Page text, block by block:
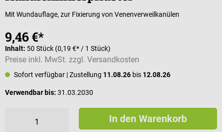
Mit Wundauflage, zur Fixierung von Venenverweilkanülen
9,46 €*
Inhalt: 50 Stück (0,19 €* / 1 Stück)
Preise inkl. MwSt. zzgl. Versandkosten
Sofort verfügbar | Zustellung 11.08.26 bis 12.08.26
Verwendbar bis: 31.03.2030
In den Warenkorb